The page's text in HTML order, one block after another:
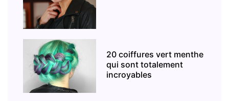
20 coiffures vert menthe
qui sont totalement
incroyables